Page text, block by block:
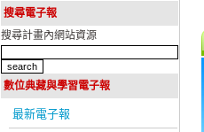
搜尋電子報
搜尋計畫內網站資源
數位典藏與學習電子報
最新電子報